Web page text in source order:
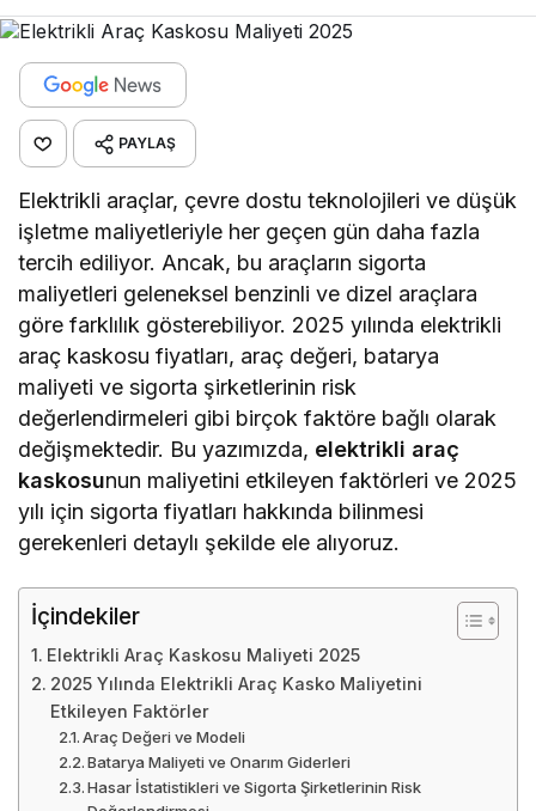
PAYLAŞ
Elektrikli araçlar, çevre dostu teknolojileri ve düşük
işletme maliyetleriyle her geçen gün daha fazla
tercih ediliyor. Ancak, bu araçların sigorta
maliyetleri geleneksel benzinli ve dizel araçlara
göre farklılık gösterebiliyor. 2025 yılında elektrikli
araç kaskosu fiyatları, araç değeri, batarya
maliyeti ve sigorta şirketlerinin risk
değerlendirmeleri gibi birçok faktöre bağlı olarak
değişmektedir. Bu yazımızda, elektrikli araç
kaskosunun maliyetini etkileyen faktörleri ve 2025
yılı için sigorta fiyatları hakkında bilinmesi
gerekenleri detaylı şekilde ele alıyoruz.
İçindekiler
Elektrikli Araç Kaskosu Maliyeti 2025
2025 Yılında Elektrikli Araç Kasko Maliyetini
Etkileyen Faktörler
Araç Değeri ve Modeli
Batarya Maliyeti ve Onarım Giderleri
Hasar İstatistikleri ve Sigorta Şirketlerinin Risk